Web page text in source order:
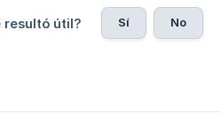
resultó útil? Sí No